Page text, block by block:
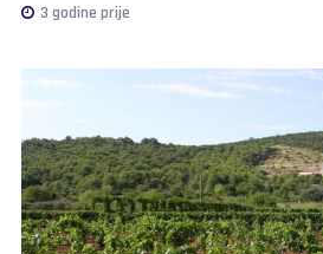
3 godine prije